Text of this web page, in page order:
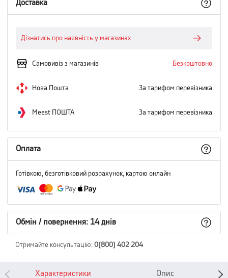
Доставка
Дізнатись про наявність у магазинах
Самовивіз з магазинів Безкоштовно
Нова Пошта За тарифом перевізника
Meest ПОШТА За тарифом перевізника
Оплата
Готівкою, безготівковий розрахунок, картою онлайн
Обмін / повернення: 14 днів
Отримайте консультацію: 0(800) 402 204
Характеристики Опис